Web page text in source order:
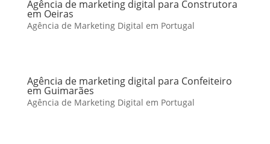
Agência de marketing digital para Construtora
em Oeiras
Agência de Marketing Digital em Portugal
Agência de marketing digital para Confeiteiro
em Guimarães
Agência de Marketing Digital em Portugal